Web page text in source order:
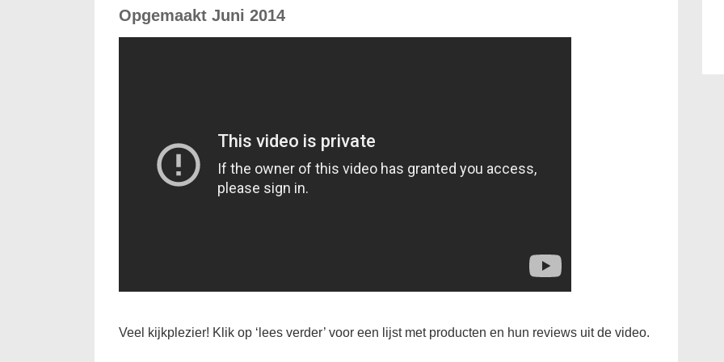
Opgemaakt Juni 2014
Veel kijkplezier! Klik op ‘lees verder’ voor een lijst met producten en hun reviews uit de video.